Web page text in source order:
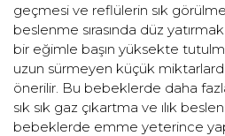
geçmesi ve reflülerin sık
beslenme sırasında düz
bir eğimle başın yüksekte
uzun sürmeyen küçük
önerilir. Bu bebeklerde daha
sık sık gaz çıkartma ve ılık
bebeklerde emme yeterince